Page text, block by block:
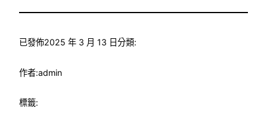
已發佈2025 年 3 月 13 日分類:
作者:admin
標籤: